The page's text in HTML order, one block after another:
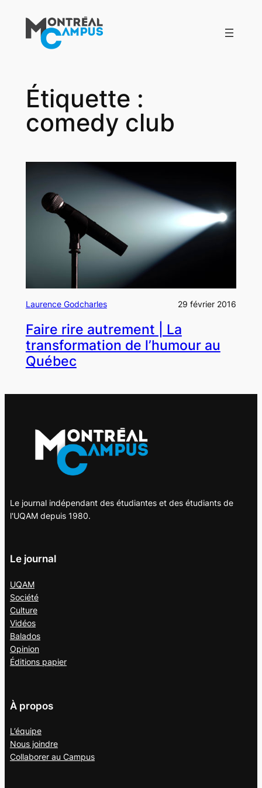
contenu
Étiquette :
comedy club
Laurence Godcharles 29 février 2016
Faire rire autrement | La
transformation de l’humour au
Québec
Le journal indépendant des étudiantes et des étudiants de
l'UQAM depuis 1980.
Le journal
UQAM
Société
Culture
Vidéos
Balados
Opinion
Éditions papier
À propos
L’équipe
Nous joindre
Collaborer au Campus